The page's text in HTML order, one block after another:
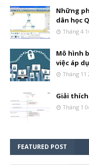
Những
dân học
Tháng 4
Mô hình
việc áp
Tháng 11
Giải
Tháng 1
FEATURED POST